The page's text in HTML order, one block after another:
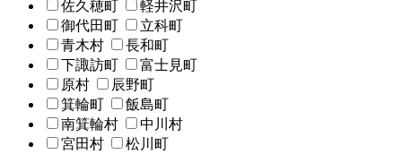
佐久穂町
軽井沢町
御代田町
立科町
青木村
長和町
下諏訪町
富士見町
原村
辰野町
箕輪町
飯島町
南箕輪村
中川村
宮田村
松川町